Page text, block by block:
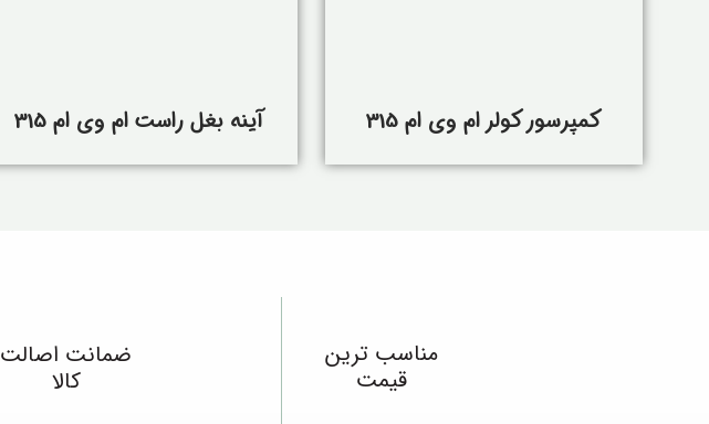
کمپرسور کولر ام وی ام 315 آینه بغل راست ام وی ام 315
مناسب ترین
قیمت
ضمانت اصالت
کالا